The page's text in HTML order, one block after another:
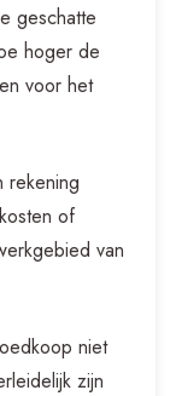
geschatte
hoger de
voor het
rekening
of
van
niet
zijn